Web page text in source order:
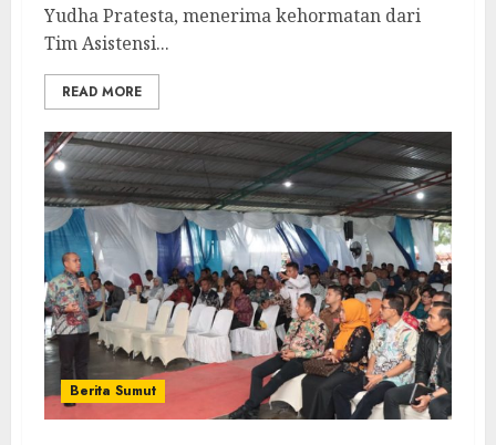
Yudha Pratesta, menerima kehormatan dari
Tim Asistensi...
READ MORE
Berita Sumut